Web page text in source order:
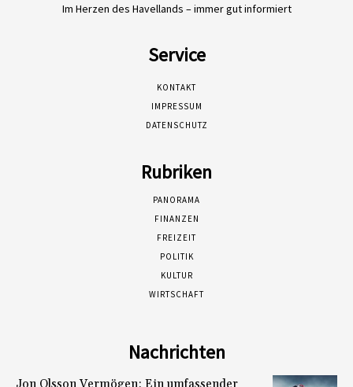
Im Herzen des Havellands – immer gut informiert
Service
KONTAKT
IMPRESSUM
DATENSCHUTZ
Rubriken
PANORAMA
FINANZEN
FREIZEIT
POLITIK
KULTUR
WIRTSCHAFT
Nachrichten